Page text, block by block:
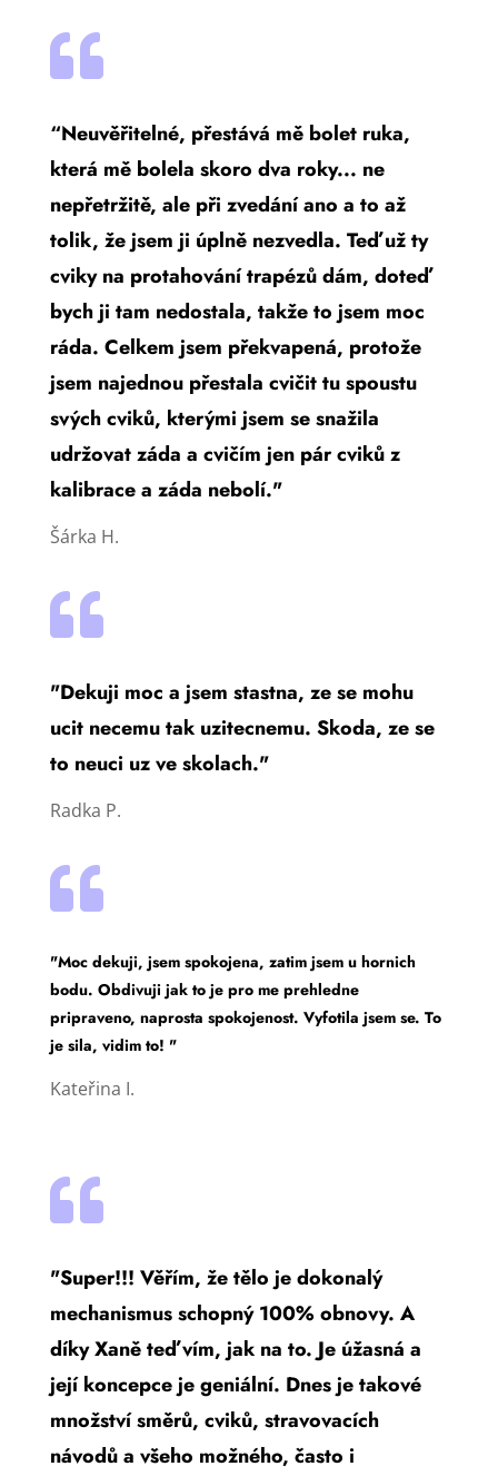

“Neuvěřitelné, přestává mě bolet ruka,
která mě bolela skoro dva roky... ne
nepřetržitě, ale při zvedání ano a to až
tolik, že jsem ji úplně nezvedla. Teď už ty
cviky na protahování trapézů dám, doteď
bych ji tam nedostala, takže to jsem moc
ráda. Celkem jsem překvapená, protože
jsem najednou přestala cvičit tu spoustu
svých cviků, kterými jsem se snažila
udržovat záda a cvičím jen pár cviků z
kalibrace a záda nebolí."
Šárka H.

"Dekuji moc a jsem stastna, ze se mohu
ucit necemu tak uzitecnemu. Skoda, ze se
to neuci uz ve skolach."
Radka P.

"Moc dekuji, jsem spokojena, zatim jsem u hornich
bodu. Obdivuji jak to je pro me prehledne
pripraveno, naprosta spokojenost. Vyfotila jsem se. To
je sila, vidim to! "
Kateřina I.

"Super!!! Věřím, že tělo je dokonalý
mechanismus schopný 100% obnovy. A
díky Xaně teď vím, jak na to. Je úžasná a
její koncepce je geniální. Dnes je takové
množství směrů, cviků, stravovacích
návodů a všeho možného, často i